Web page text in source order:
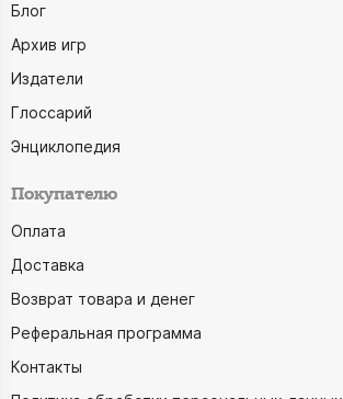
Блог
Архив игр
Издатели
Глоссарий
Энциклопедия
Покупателю
Оплата
Доставка
Возврат товара и денег
Реферальная программа
Контакты